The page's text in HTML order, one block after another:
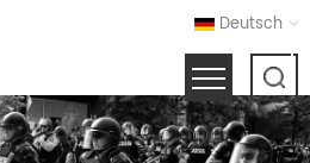
Deutsch